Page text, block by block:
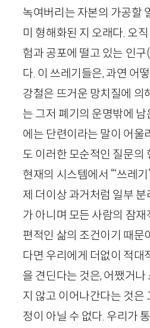
녹여버리는 자본의 가공할
미 형해화된 지 오래다. 오
험과 공포에 떨고 있는 인구(
다. 이 쓰레기들은, 과연 어
강철은 뜨거운 망치질에 의
는 그저 폐기의 운명밖에 남
에는 단련이라는 말이 어울
도 이러한 모순적인 질문의
현재의 시스템에서 “‘쓰레
제 더이상 과거처럼 일부
가 아니며 모든 사람의 잠재
편적인 삶의 조건이기 때문
다면 우리에게 더없이 적대
을 견딘다는 것은, 어쨌거
지 않고 이어나간다는 것은
정이 아닐 수 없다. 우리가